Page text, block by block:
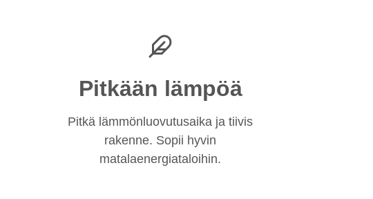
Pitkään lämpöä
Pitkä lämmönluovutusaika ja tiivis
rakenne. Sopii hyvin
matalaenergiataloihin.